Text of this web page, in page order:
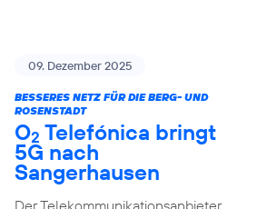
09. Dezember 2025
BESSERES NETZ FÜR DIE BERG- UND
ROSENSTADT
O2 Telefónica bringt
5G nach
Sangerhausen
Der Telekommunikationsanbieter